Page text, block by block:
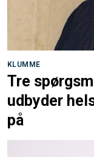
KLUMME
Tre
udbyder
på